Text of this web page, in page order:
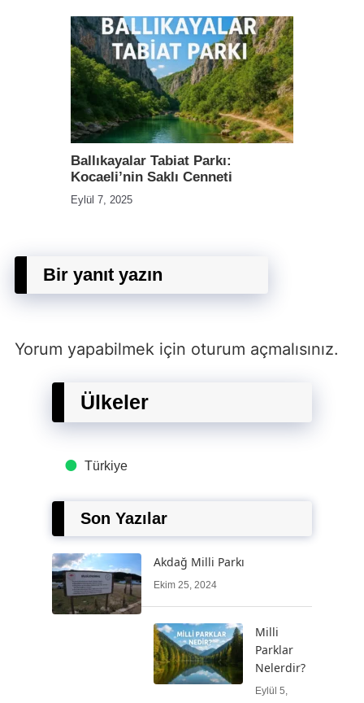
Ballıkayalar Tabiat Parkı:
Kocaeli’nin Saklı Cenneti
Eylül 7, 2025
Bir yanıt yazın
Yorum yapabilmek için oturum açmalısınız.
Ülkeler
Türkiye
Son Yazılar
Akdağ Milli Parkı
Ekim 25, 2024
Milli
Parklar
Nelerdir?
Eylül 5,